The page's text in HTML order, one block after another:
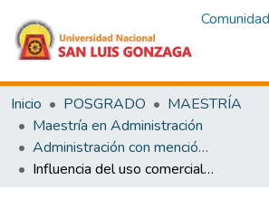
Inicio POSGRADO
MAESTRÍA
Maestría en Administración
Administración con mención en Gestión Empresarial
Influencia del uso comercial del internet en la gestión empresarial de las MYPES en la ciudad de Ica en el año 2020